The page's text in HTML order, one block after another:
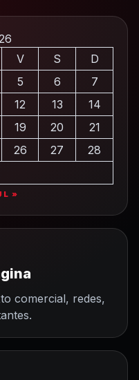
V S
D
5 6
7
12 13
14
19 20
21
26 27
28
»
comercial, redes,